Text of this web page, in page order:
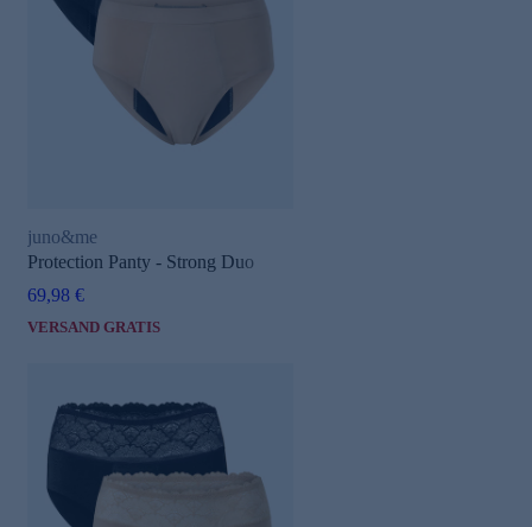
juno&me
Protection Panty - Strong Duo
69,98 €
VERSAND GRATIS